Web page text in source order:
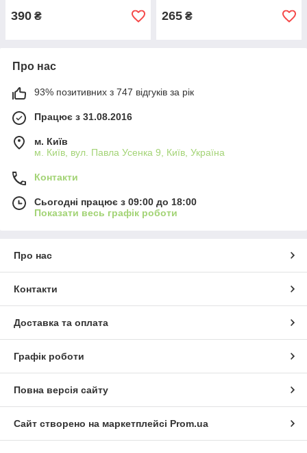
390 ₴ 265 ₴
Про нас
93% позитивних з 747 відгуків за рік
Працює з 31.08.2016
м. Київ
м. Київ, вул. Павла Усенка 9, Київ, Україна
Контакти
Сьогодні працює з 09:00 до 18:00
Показати весь графік роботи
Про нас
Контакти
Доставка та оплата
Графік роботи
Повна версія сайту
Сайт створено на маркетплейсі Prom.ua